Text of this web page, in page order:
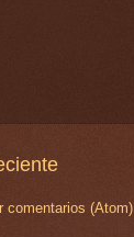
comentarios (Atom)